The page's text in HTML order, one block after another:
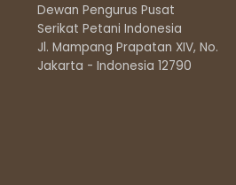
Dewan Pengurus Pusat
Serikat Petani Indonesia
Jl. Mampang Prapatan XIV, No.11
Jakarta - Indonesia 12790